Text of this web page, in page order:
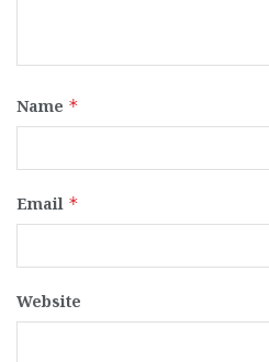
Name *
Email *
Website